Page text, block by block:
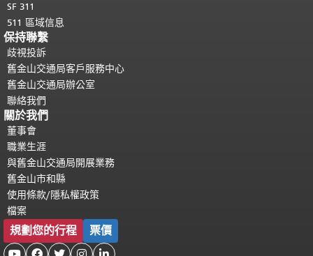
SF 311
511 區域信息
保持聯繫
歧視投訴
舊金山交通局客戶服務中心
舊金山交通局辦公室
聯絡我們
關於我們
董事會
職業生涯
與舊金山交通局開展業務
舊金山市和縣
使用條款/隱私權政策
檔案
規劃您的行程 票價